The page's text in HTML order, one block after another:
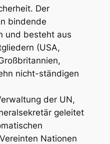
Der
bindende
und besteht aus
(USA,
nicht-ständigen
der UN,
geleitet
Nationen